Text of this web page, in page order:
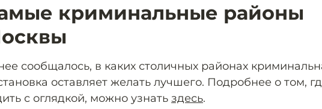
криминальные районы
сообщалось, в каких столичных районах
оставляет желать лучшего. Подробнее о том,
с оглядкой, можно узнать здесь.